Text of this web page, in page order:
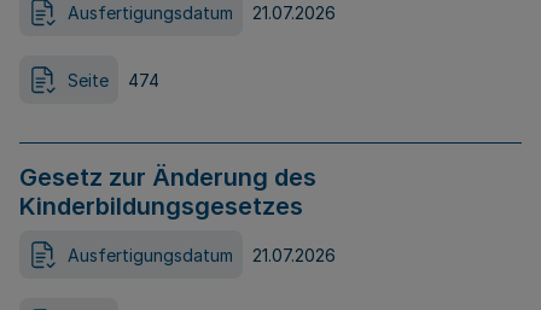
Ausfertigungsdatum 21.07.2026
Seite 474
Gesetz zur Änderung des
Kinderbildungsgesetzes
Ausfertigungsdatum 21.07.2026